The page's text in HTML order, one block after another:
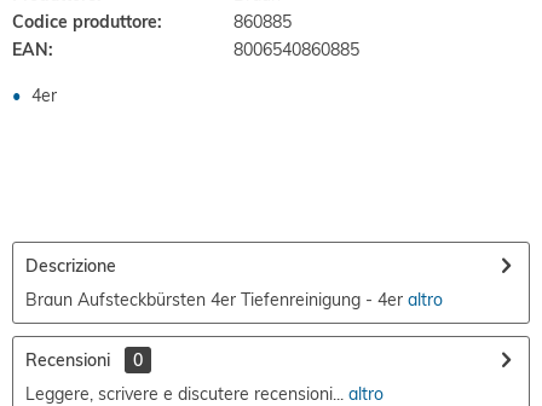
Codice produttore:
860885
EAN:
8006540860885
4er
Descrizione
Braun Aufsteckbürsten 4er Tiefenreinigung - 4er altro
Recensioni
0
Leggere, scrivere e discutere recensioni... altro